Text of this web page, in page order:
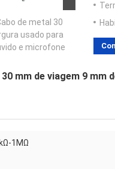
de metal 30
usado para
e microfone
30 mm de viagem 9
1MΩ